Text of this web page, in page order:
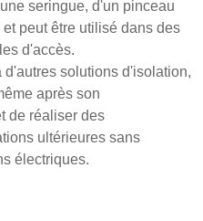
seringue, d'un pinceau
peut être utilisé dans des
d'accès.
solutions d'isolation,
après son
de réaliser des
ultérieures sans
électriques.